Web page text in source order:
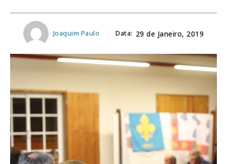
Joaquim Paulo Data: 29 de Janeiro, 2019